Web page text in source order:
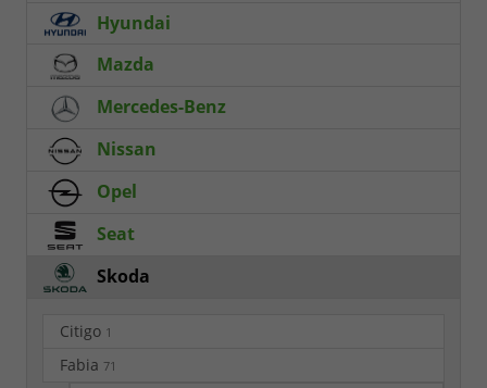
Hyundai
Mazda
Mercedes-Benz
Nissan
Opel
Seat
Skoda
Citigo 1
Fabia 71